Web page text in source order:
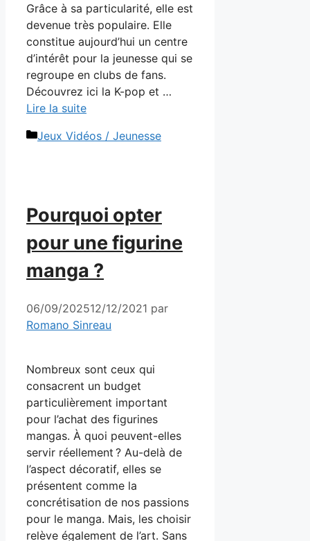
Grâce à sa particularité, elle est
devenue très populaire. Elle
constitue aujourd’hui un centre
d’intérêt pour la jeunesse qui se
regroupe en clubs de fans.
Découvrez ici la K-pop et …
Lire la suite
Catégories
Jeux Vidéos / Jeunesse
Pourquoi opter
pour une figurine
manga ?
06/09/202512/12/2021 par
Romano Sinreau
Nombreux sont ceux qui
consacrent un budget
particulièrement important
pour l’achat des figurines
mangas. À quoi peuvent-elles
servir réellement ? Au-delà de
l’aspect décoratif, elles se
présentent comme la
concrétisation de nos passions
pour le manga. Mais, les choisir
relève également de l’art. Sans